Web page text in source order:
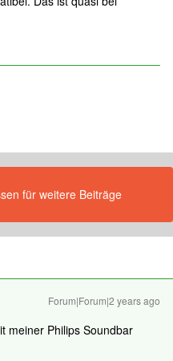
für weitere Beiträge
Forum|Forum|2 years ago
meiner Philips Soundbar